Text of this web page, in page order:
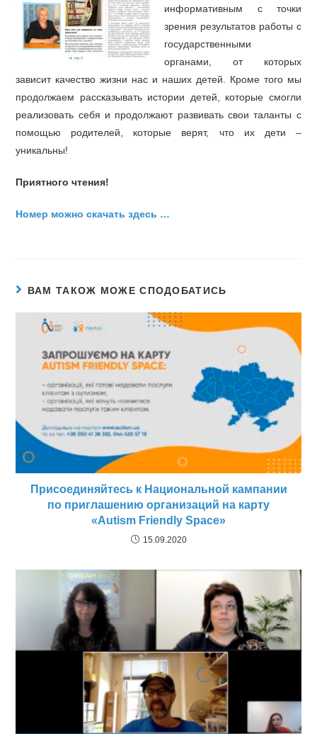
информативным с точки
зрения результатов работы с
государственными
органами, от которых
зависит качество жизни нас и наших детей. Кроме того мы
продолжаем рассказывать истории детей, которые смогли
реализовать себя и продолжают развивать свои таланты с
помощью родителей, которые верят, что их дети –
уникальны!
Приятного чтения!
Номер можно скачать здесь …
ВАМ ТАКОЖ МОЖЕ СПОДОБАТИСЬ
Присоединяйтесь к Национальной кампании
по приглашению организаций на карту
«Autism Friendly Space»
15.09.2020